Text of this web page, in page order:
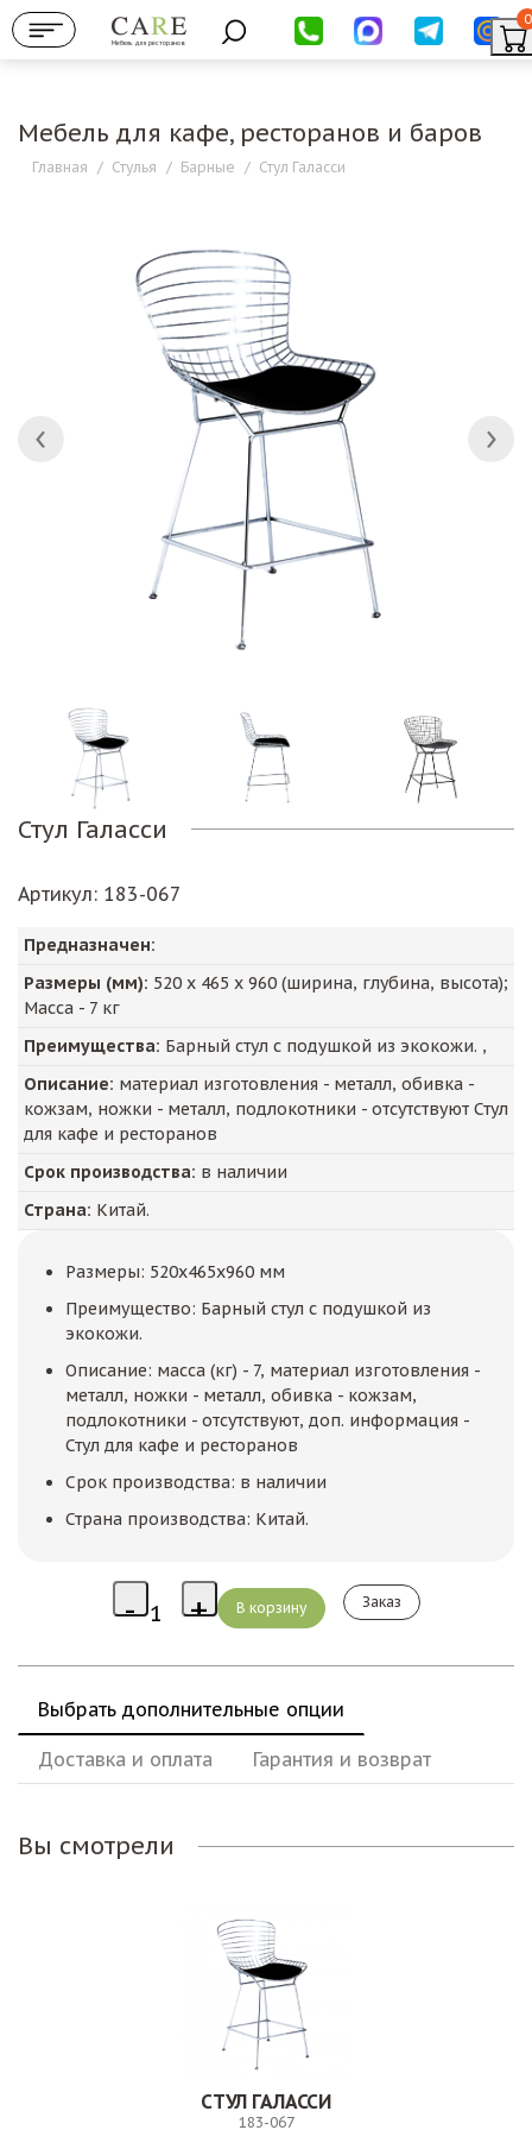
Мебель для ресторанов
0
Мебель для кафе, ресторанов и баров
Главная / Стулья / Барные / Стул Галасси
Стул Галасси
Артикул: 183-067
Предназначен:
Размеры (мм): 520 х 465 х 960 (ширина, глубина, высота);
Масса - 7 кг
Преимущества: Барный стул с подушкой из экокожи. ,
Описание: материал изготовления - металл, обивка -
кожзам, ножки - металл, подлокотники - отсутствуют Стул
для кафе и ресторанов
Срок производства: в наличии
Страна: Китай.
Размеры: 520x465x960 мм
Преимущество: Барный стул с подушкой из
экокожи.
Описание: масса (кг) - 7, материал изготовления -
металл, ножки - металл, обивка - кожзам,
подлокотники - отсутствуют, доп. информация -
Стул для кафе и ресторанов
Срок производства: в наличии
Страна производства: Китай.
Заказ
Выбрать дополнительные опции
Доставка и оплата Гарантия и возврат
Вы смотрели
СТУЛ ГАЛАССИ
183-067